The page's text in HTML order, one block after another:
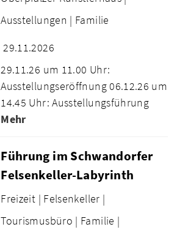
Ausstellungen | Familie
29.11.2026
29.11.26 um 11.00 Uhr:
Ausstellungseröffnung 06.12.26 um
14.45 Uhr: Ausstellungsführung
Mehr
Führung im Schwandorfer
Felsenkeller-Labyrinth
Freizeit | Felsenkeller |
Tourismusbüro | Familie |